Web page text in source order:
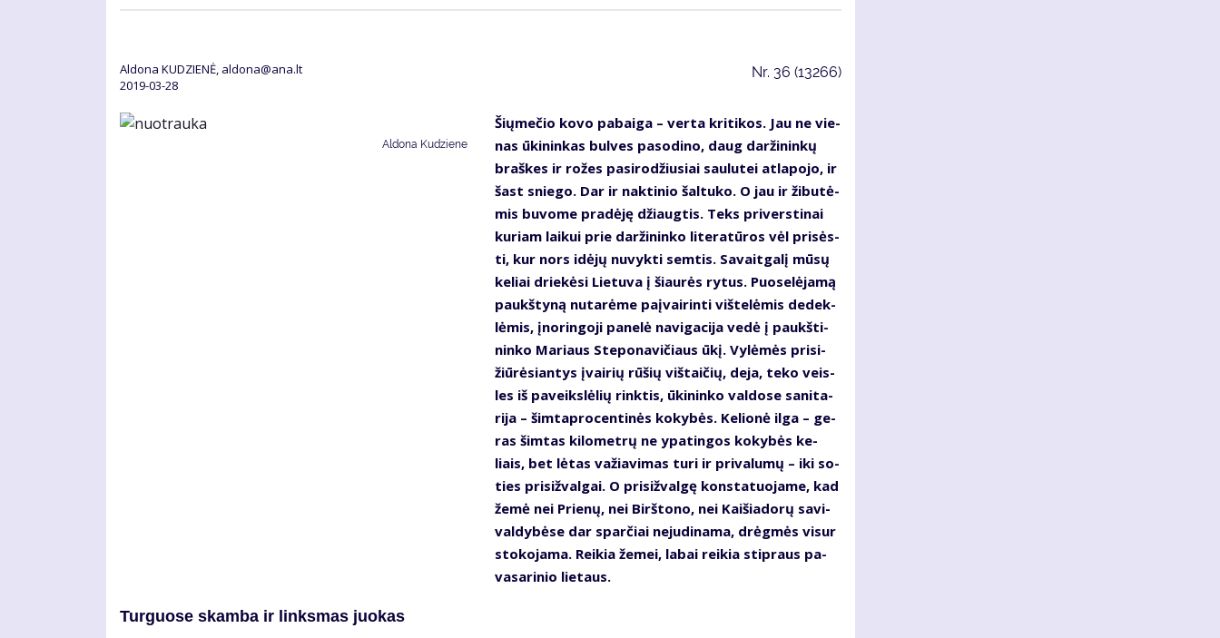
Aldona KUDZIENĖ, aldona@ana.lt
2019-03-28
Nr. 36 (13266)
Aldona Kudziene
Šių­me­čio ko­vo pa­bai­ga – ver­ta kri­ti­kos. Jau ne vie­
nas ūki­nin­kas bul­ves pa­so­di­no, daug dar­ži­nin­kų
braš­kes ir ro­žes pa­si­ro­džiu­siai sau­lu­tei at­la­po­jo, ir
šast snie­go. Dar ir nak­ti­nio šal­tu­ko. O jau ir ži­bu­tė­
mis bu­vo­me pra­dė­ję džiaug­tis. Teks pri­vers­ti­nai
ku­riam lai­kui prie dar­ži­nin­ko li­te­ra­tū­ros vėl pri­sės­
ti, kur nors idė­jų nu­vyk­ti sem­tis. Sa­vait­ga­lį mū­sų
ke­liai drie­kė­si Lie­tu­va į šiau­rės ry­tus. Puo­se­lė­ja­mą
paukš­ty­ną nu­ta­rė­me pa­į­vai­rin­ti viš­te­lė­mis de­dek­
lė­mis, įno­rin­go­ji pa­ne­lė na­vi­ga­ci­ja ve­dė į paukš­ti­
nin­ko Ma­riaus Ste­po­na­vi­čiaus ūkį. Vy­lė­mės pri­si­
žiū­rė­sian­tys įvai­rių rū­šių viš­tai­čių, de­ja, te­ko veis­
les iš pa­veiks­lė­lių rink­tis, ūki­nin­ko val­do­se sa­ni­ta­
ri­ja – šim­tap­ro­cen­ti­nės ko­ky­bės. Ke­lio­nė il­ga – ge­
ras šim­tas ki­lo­met­rų ne ypa­tin­gos ko­ky­bės ke­
liais, bet lė­tas va­žia­vi­mas tu­ri ir pri­va­lu­mų – iki so­
ties pri­siž­val­gai. O pri­siž­val­gę kon­sta­tuo­ja­me, kad
že­mė nei Prie­nų, nei Birš­to­no, nei Kai­šia­do­rų sa­vi­
val­dy­bė­se dar spar­čiai ne­ju­di­na­ma, drėg­mės vi­sur
sto­ko­ja­ma. Rei­kia že­mei, la­bai rei­kia stip­raus pa­
va­sa­ri­nio lie­taus.
Turguose skamba ir linksmas juokas